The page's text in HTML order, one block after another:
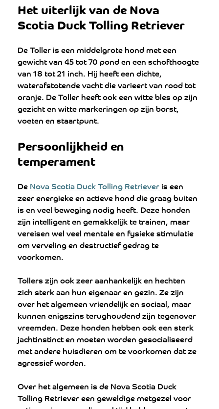
Het uiterlijk van de Nova
Scotia Duck Tolling Retriever
De Toller is een middelgrote hond met een
gewicht van 45 tot 70 pond en een schofthoogte
van 18 tot 21 inch. Hij heeft een dichte,
waterafstotende vacht die varieert van rood tot
oranje. De Toller heeft ook een witte bles op zijn
gezicht en witte markeringen op zijn borst,
voeten en staartpunt.
Persoonlijkheid en
temperament
De Nova Scotia Duck Tolling Retriever is een
zeer energieke en actieve hond die graag buiten
is en veel beweging nodig heeft. Deze honden
zijn intelligent en gemakkelijk te trainen, maar
vereisen wel veel mentale en fysieke stimulatie
om verveling en destructief gedrag te
voorkomen.
Tollers zijn ook zeer aanhankelijk en hechten
zich sterk aan hun eigenaar en gezin. Ze zijn
over het algemeen vriendelijk en sociaal, maar
kunnen enigszins terughoudend zijn tegenover
vreemden. Deze honden hebben ook een sterk
jachtinstinct en moeten worden gesocialiseerd
met andere huisdieren om te voorkomen dat ze
agressief worden.
Over het algemeen is de Nova Scotia Duck
Tolling Retriever een geweldige metgezel voor